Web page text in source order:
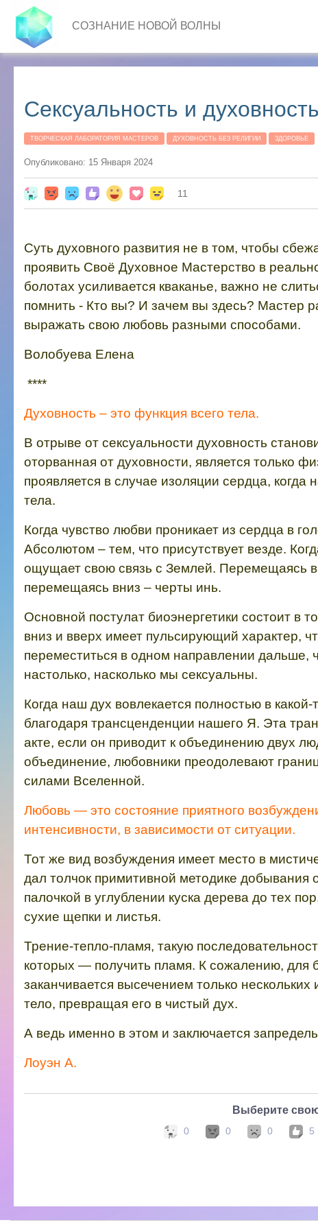
СОЗНАНИЕ НОВОЙ ВОЛНЫ
Сексуальность и духовность
ТВОРЧЕСКАЯ ЛАБОРАТОРИЯ МАСТЕРОВ ДУХОВНОСТЬ БЕЗ РЕЛИГИИ ЗДОРОВЬЕ
Опубликовано: 15 Января 2024
11
Суть духовного развития не в том, чтобы
проявить Своё Духовное Мастерство в
болотах усиливается кваканье, важно не
помнить - Кто вы? И зачем вы здесь? Мастер
выражать свою любовь разными способами.
Волобуева Елена
****
Духовность – это функция всего тела.
В отрыве от сексуальности духовность
оторванная от духовности, является только
проявляется в случае изоляции сердца,
тела.
Когда чувство любви проникает из сердца в
Абсолютом – тем, что присутствует везде.
ощущает свою связь с Землей. Перемещаясь
перемещаясь вниз – черты инь.
Основной постулат биоэнергетики состоит в
вниз и вверх имеет пульсирующий характер,
переместиться в одном направлении дальше,
настолько, насколько мы сексуальны.
Когда наш дух вовлекается полностью в какой-
благодаря трансценденции нашего Я. Эта
акте, если он приводит к объединению двух
объединение, любовники преодолевают
силами Вселенной.
Любовь — это состояние приятного
интенсивности, в зависимости от ситуации.
Тот же вид возбуждения имеет место в
дал толчок примитивной методике
палочкой в углублении куска дерева до тех
сухие щепки и листья.
Трение-тепло-пламя, такую
которых — получить пламя. К сожалению, для
заканчивается высечением только
тело, превращая его в чистый дух.
А ведь именно в этом и заключается
Лоуэн А.
Выберите
0 0 0 5